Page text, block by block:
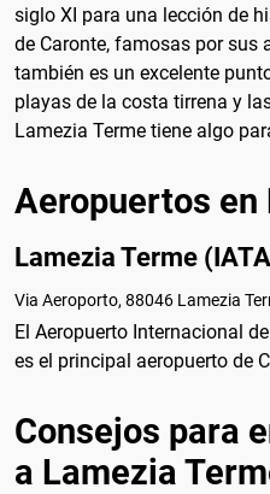
siglo XI para una lección de
de Caronte, famosas por sus
también es un excelente
playas de la costa tirrena y
Lamezia Terme tiene algo
Aeropuertos en
Lamezia Terme
Via Aeroporto, 88046 Lamezia
El Aeropuerto Internacional
es el principal aeropuerto de
Consejos para
a Lamezia